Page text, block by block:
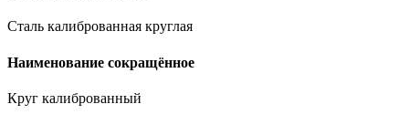
Сталь калиброванная круглая
Наименование сокращённое
Круг калиброванный